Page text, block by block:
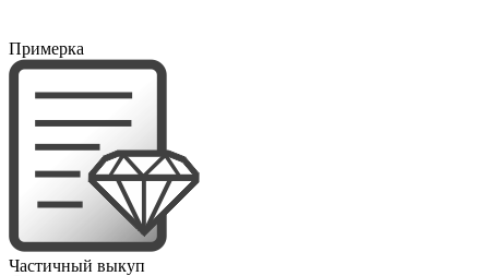
Примерка
Частичный выкуп